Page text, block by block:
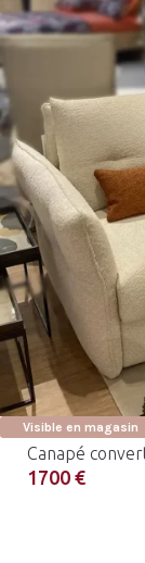
Visible en magasin
Canapé
1700 €